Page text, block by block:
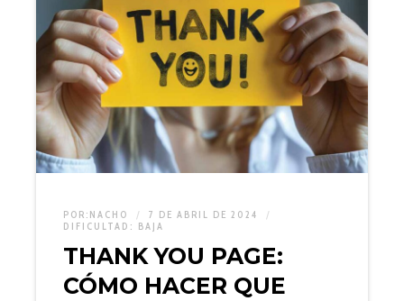
POR: NACHO
7 DE ABRIL DE 2024
DIFICULTAD: BAJA
THANK YOU PAGE:
CÓMO HACER QUE